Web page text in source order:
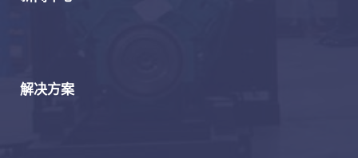
解决方案